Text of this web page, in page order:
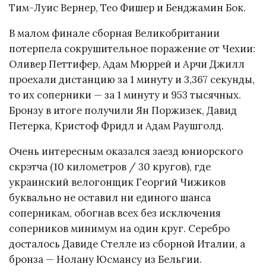
Тим-Луис Вернер, Тео Фишер и Бенджамин Бок.
В малом финале сборная Великобритании
потерпела сокрушительное поражение от Чехии:
Оливер Петтифер, Адам Мюррей и Арчи Джилл
проехали дистанцию за 1 минуту и 3,367 секунды,
то их соперники — за 1 минуту и 953 тысячных.
Бронзу в итоге получили Ян Поржизек, Давид
Петерка, Кристоф Фридл и Адам Раушголд.
Очень интересным оказался заезд юниорского
скрэтча (10 километров / 30 кругов), где
украинский велогонщик Георгий Чижиков
буквально не оставил ни единого шанса
соперникам, обогнав всех без исключения
соперников минимум на один круг. Серебро
досталось Давиде Стелле из сборной Италии, а
бронза — Нолану Юсмансу из Бельгии.